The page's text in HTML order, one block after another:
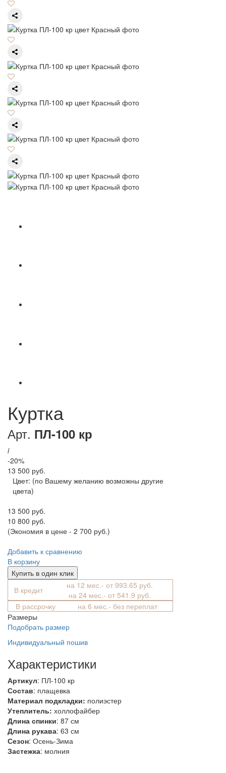
Куртка
Арт. ПЛ-100 кр
i
-20%
13 500 руб.
Цвет: (по Вашему желанию возможны другие
цвета)
13 500 руб.
10 800 руб.
(Экономия в цене - 2 700 руб.)
Добавить к сравнению
В корзину
Купить в один клик
В кредит
на 12 мес.- от 993.65 руб.
на 24 мес.- от 541.9 руб.
В рассрочку
на 6 мес.- без переплат
Размеры
Подобрать размер
Индивидуальный пошив
Характеристики
Артикул: ПЛ-100 кр
Состав: плащевка
Материал подкладки: полиэстер
Утеплитель: холлофайбер
Длина спинки: 87 см
Длина рукава: 63 см
Сезон: Осень-Зима
Застежка: молния